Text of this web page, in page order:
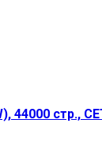
44000 стр.,